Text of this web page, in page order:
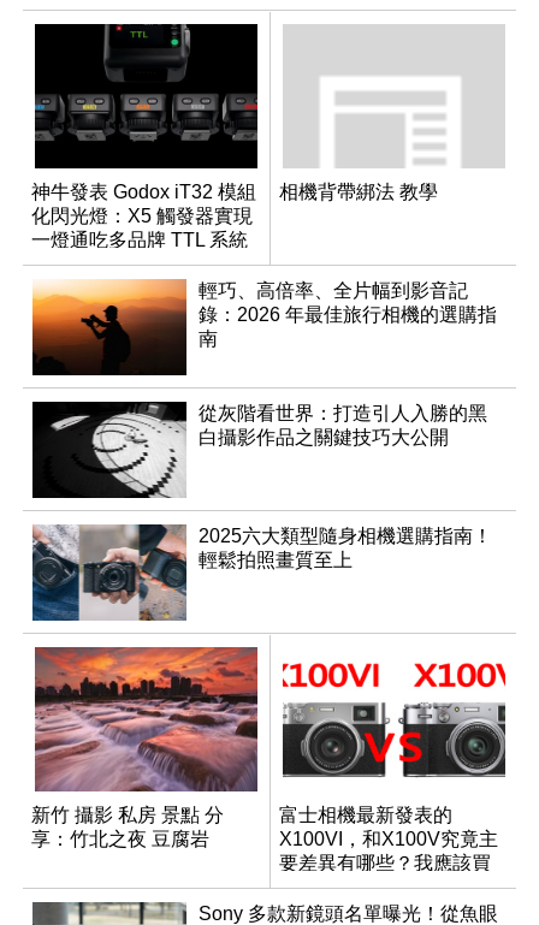
神牛發表 Godox iT32 模組
化閃光燈：X5 觸發器實現
一燈通吃多品牌 TTL 系統
相機背帶綁法 教學
輕巧、高倍率、全片幅到影音記
錄：2026 年最佳旅行相機的選購指
南
從灰階看世界：打造引人入勝的黑
白攝影作品之關鍵技巧大公開
2025六大類型隨身相機選購指南！
輕鬆拍照畫質至上
新竹 攝影 私房 景點 分
享：竹北之夜 豆腐岩
富士相機最新發表的
X100VI，和X100V究竟主
要差異有哪些？我應該買
哪一台？
Sony 多款新鏡頭名單曝光！從魚眼